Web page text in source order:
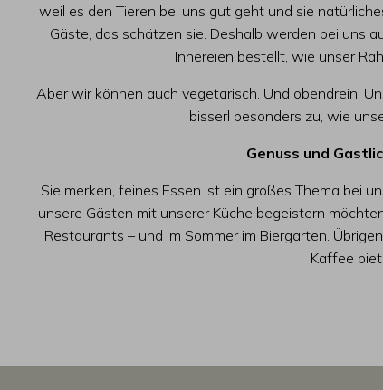
weil es den Tieren bei uns gut geht und sie
Gäste, das schätzen sie. Deshalb werden bei uns
Innereien bestellt, wie unser
Aber wir können auch vegetarisch. Und obendrein:
bisserl besonders zu, wie
Genuss und
Sie merken, feines Essen ist ein großes Thema bei
unsere Gästen mit unserer Küche begeistern
Restaurants – und im Sommer im Biergarten.
Kaffee